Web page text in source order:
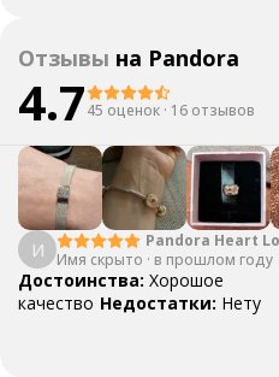
Отзывы на Pandora
4.745 оценок · 16 отзывов
И
Pandora Heart
Ring
Имя скрыто · в прошлом году
Достоинства: Хорошое
качество Недостатки: Нету